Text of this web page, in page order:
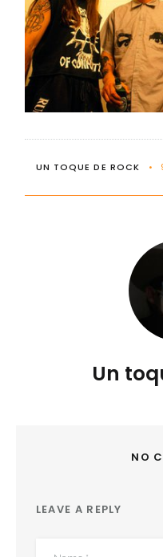
UN TOQUE DE ROCK
Un
NO
LEAVE A REPLY